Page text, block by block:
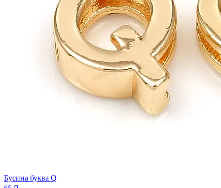
Бусина буква Q